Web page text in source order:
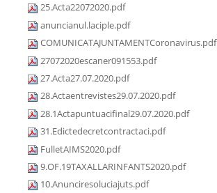
25.Acta22072020.pdf
anuncianul.laciple.pdf
COMUNICATAJUNTAMENTCoronavirus.pdf
27072020escaner091553.pdf
27.Acta27.07.2020.pdf
28.Actaentrevistes29.07.2020.pdf
28.1Actapuntuacifinal29.07.2020.pdf
31.Edictedecretcontractaci.pdf
FulletAIMS2020.pdf
9.OF.19TAXALLARINFANTS2020.pdf
10.Anunciresoluciajuts.pdf